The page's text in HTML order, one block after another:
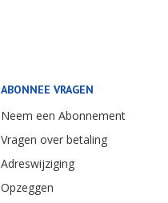
ABONNEE VRAGEN
Neem een Abonnement
Vragen over betaling
Adreswijziging
Opzeggen